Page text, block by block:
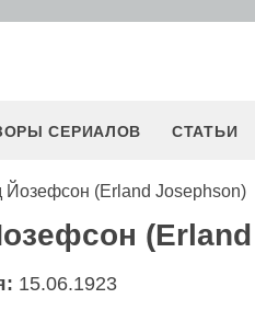
СЕРИАЛОВ СТАТЬИ
Йозефсон (Erland Josephson)
15.06.1923